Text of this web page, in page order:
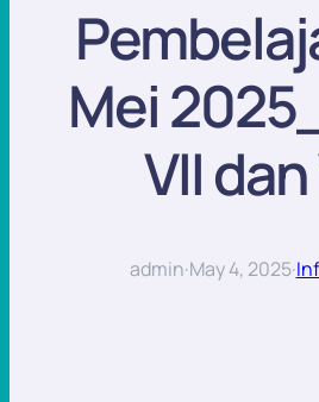
Mei
VII dan
admin·May 4, 2025·